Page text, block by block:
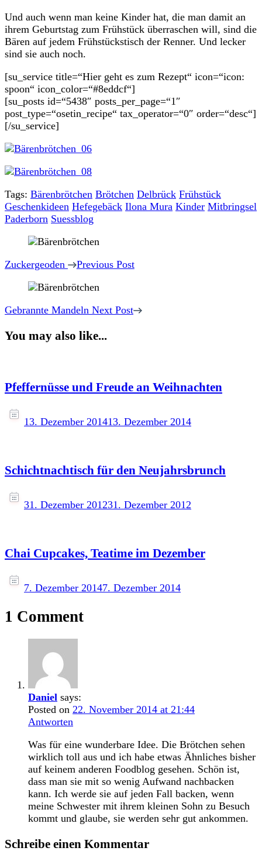
Und auch wenn man keine Kinder hat, die man damit an
ihrem Geburtstag zum Frühstück überraschen will, sind die
Bären auf jedem Frühstückstisch der Renner. Und lecker
sind sie auch noch.
[su_service title=“Hier geht es zum Rezept“ icon=“icon:
spoon“ icon_color=“#8eddcf“]
[su_posts id=“5438″ posts_per_page=“1″
post_type=“osetin_recipe“ tax_operator=“0″ order=“desc“]
[/su_service]
Tags: Bärenbrötchen Brötchen Delbrück Frühstück
Geschenkideen Hefegebäck Ilona Mura Kinder Mitbringsel
Paderborn Suessblog
Post
Navigation
Zuckergeoden Previous Post
Gebrannte Mandeln Next Post
You may also like...
Pfeffernüsse und Freude an Weihnachten
13. Dezember 201413. Dezember 2014
Schichtnachtisch für den Neujahrsbrunch
31. Dezember 201231. Dezember 2012
Chai Cupcakes, Teatime im Dezember
7. Dezember 20147. Dezember 2014
1 Comment
Daniel says:
Posted on 22. November 2014 at 21:44
Antworten
Was für eine wunderbare Idee. Die Brötchen sehen
wirklich toll aus und ich habe etwas Ähnliches bisher
auf keinem anderen Foodblog gesehen. Schön ist,
dass man sie mit so wenig Aufwand nachbacken
kann. Ich werde sie auf jeden Fall backen, wenn
meine Schwester mit ihrem kleinen Sohn zu Besuch
kommt und glaube, sie werden sehr gut ankommen.
Schreibe einen Kommentar